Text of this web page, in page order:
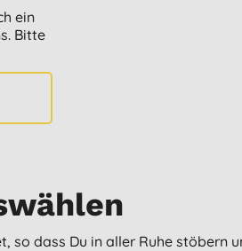
ein
Bitte
dass Du in aller Ruhe stöbern